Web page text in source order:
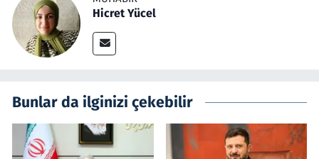
Hicret Yücel
Bunlar da ilginizi çekebilir